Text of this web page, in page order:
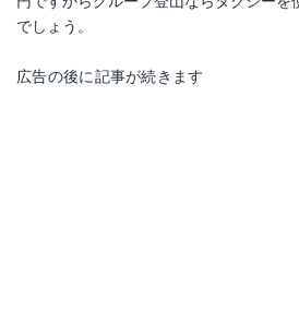
でしょう。
広告の後に記事が続きます